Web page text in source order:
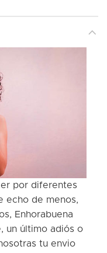
por diferentes
echo de menos,
Enhorabuena
un último adiós o
tu envio